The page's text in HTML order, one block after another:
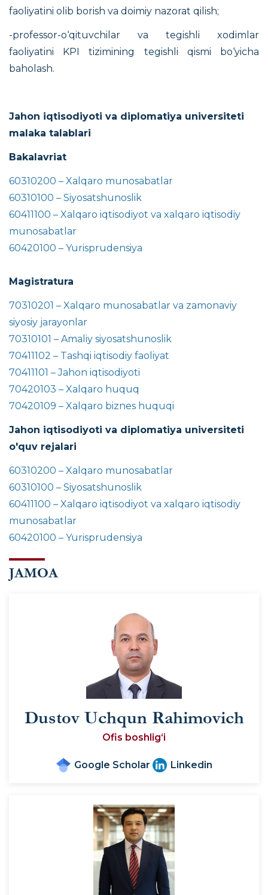
faoliyatini olib borish va doimiy nazorat qilish;
-professor-o‘qituvchilar va tegishli xodimlar
faoliyatini KPI tizimining tegishli qismi bo‘yicha
baholash.
Jahon iqtisodiyoti va diplomatiya universiteti
malaka talablari
Bakalavriat
60310200 – Xalqaro munosabatlar
60310100 – Siyosatshunoslik
60411100 – Xalqaro iqtisodiyot va xalqaro iqtisodiy
munosabatlar
60420100 – Yurisprudensiya
Magistratura
70310201 – Xalqaro munosabatlar va zamonaviy
siyosiy jarayonlar
70310101 – Amaliy siyosatshunoslik
70411102 – Tashqi iqtisodiy faoliyat
70411101 – Jahon iqtisodiyoti
70420103 – Xalqaro huquq
70420109 – Xalqaro biznes huquqi
Jahon iqtisodiyoti va diplomatiya universiteti
o'quv rejalari
60310200 – Xalqaro munosabatlar
60310100 – Siyosatshunoslik
60411100 – Xalqaro iqtisodiyot va xalqaro iqtisodiy
munosabatlar
60420100 – Yurisprudensiya
JAMOA
Dustov Uchqun Rahimovich
Ofis boshlig‘i
Google Scholar Linkedin